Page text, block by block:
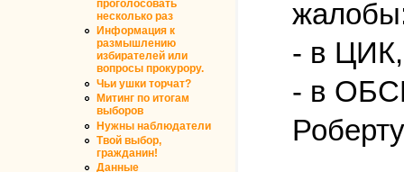
проголосовать
несколько раз
Информация к
размышлению
избирателей или
вопросы прокурору.
Чьи ушки торчат?
Митинг по итогам
выборов
Нужны наблюдатели
Твой выбор,
гражданин!
Данные
- в ЦИК,
- в